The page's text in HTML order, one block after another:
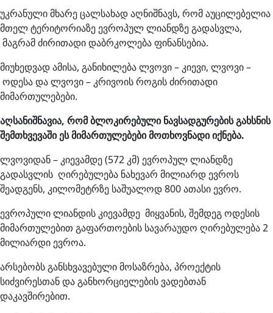
უკრანული მხარე ცალსახად აღნიშნავს, რომ აუცილებელია
მთელ ტერიტორიაზე ევროპულ ლიანდზე გადასვლა,
მაგრამ ძირითადი დაბრკოლება ფინანსებია.
მიუხედვად ამისა, განიხილება ლვოვი – კიევი, ლვოვი –
ოდესა და ლვოვი – კრივოის როგის ძირითადი
მიმართულებები.
აღსანიშნავია, რომ ბლოკირებული ნავსადგურების გახსნის
შემთხვევაში ეს მიმართულებები მოთხოვნადი იქნება.
ლვოვიდან – კიევამდე (572 კმ) ევროპულ ლიანდზე
გადასვლის ღირებულება ნახევარ მილიარდ ევროს
შეადგენს, კილომეტრზე საშუალოდ 800 ათასი ევრო.
ევროპული ლიანდის კიევამდე მიყვანის, შემდეგ ოდესის
მიმართულებით გაფართოების სავარაუდო ღირებულება 2
მილიარდი ევროა.
არსებობს განსხვავებული მოსაზრება, პროექტის
სიძვირესთან და განხორციელების ვადებთან
დაკავშირებით.